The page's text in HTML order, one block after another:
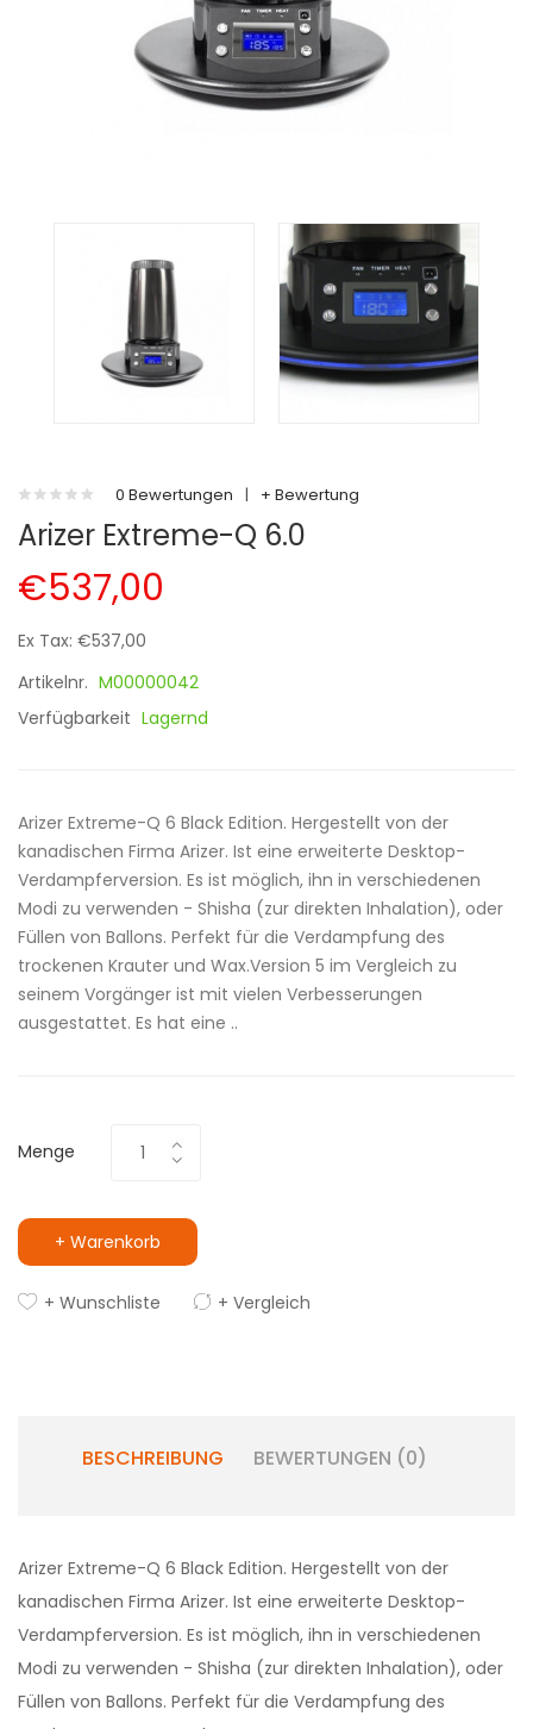
0 Bewertungen | + Bewertung
Arizer Extreme-Q 6.0
€537,00
Ex Tax: €537,00
Artikelnr. M00000042
Verfügbarkeit Lagernd
Arizer Extreme-Q 6 Black Edition. Hergestellt von der
kanadischen Firma Arizer. Ist eine erweiterte Desktop-
Verdampferversion. Es ist möglich, ihn in verschiedenen
Modi zu verwenden - Shisha (zur direkten Inhalation), oder
Füllen von Ballons. Perfekt für die Verdampfung des
trockenen Krauter und Wax.Version 5 im Vergleich zu
seinem Vorgänger ist mit vielen Verbesserungen
ausgestattet. Es hat eine ..
Menge
+ Warenkorb
+ Wunschliste + Vergleich
BESCHREIBUNG BEWERTUNGEN (0)
Arizer Extreme-Q 6 Black Edition. Hergestellt von der
kanadischen Firma Arizer. Ist eine erweiterte Desktop-
Verdampferversion. Es ist möglich, ihn in verschiedenen
Modi zu verwenden - Shisha (zur direkten Inhalation), oder
Füllen von Ballons. Perfekt für die Verdampfung des